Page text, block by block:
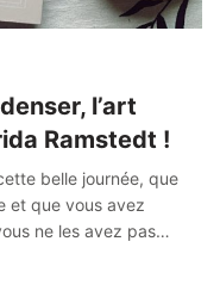
l’art
Ramstedt !
belle journée, que
et que vous avez
ne les avez pas…